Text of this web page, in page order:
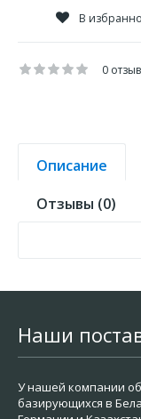
В
0
Описание
Отзывы (0)
Наши
У нашей компании
базирующихся в